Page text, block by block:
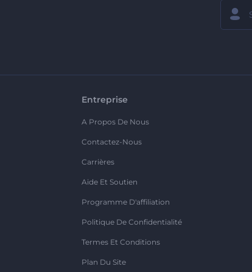
Entreprise
A Propos De Nous
Contactez-Nous
Carrières
Aide Et Soutien
Programme D'affiliation
Politique De Confidentialité
Termes Et Conditions
Plan Du Site